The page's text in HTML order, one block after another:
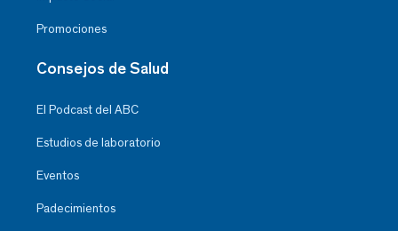
Promociones
Consejos de Salud
El Podcast del ABC
Estudios de laboratorio
Eventos
Padecimientos